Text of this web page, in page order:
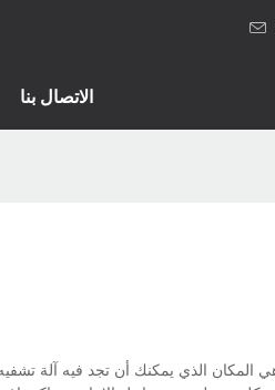
الاتصال بنا